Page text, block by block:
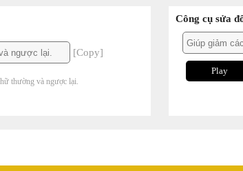
[Copy]
thường và ngược lại.
Công cụ sửa
Play